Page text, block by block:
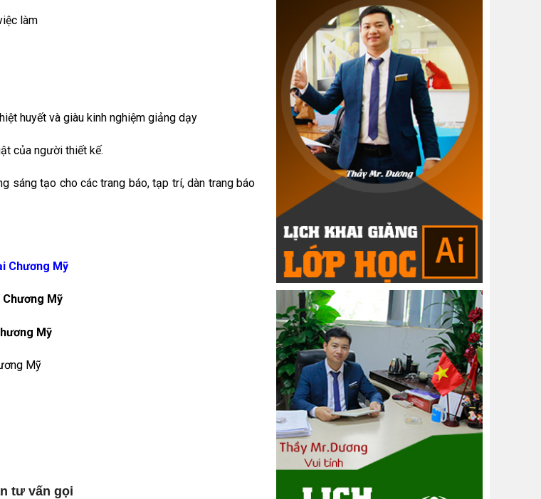
làm
huyết và giàu kinh nghiệm giảng dạy
của người thiết kế.
sáng tạo cho các trang báo, tạp trí, dàn trang báo
Mỹ
Mỹ
tư vấn gọi